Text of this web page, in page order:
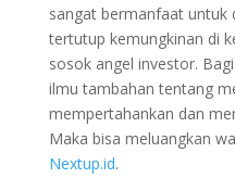
sangat bermanfaat untuk
tertutup kemungkinan di
sosok angel investor.
ilmu tambahan tentang
mempertahankan dan
Maka bisa meluangkan
Nextup.id.